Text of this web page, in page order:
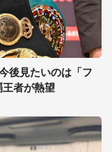
後見たいのは「フ
者が熱望